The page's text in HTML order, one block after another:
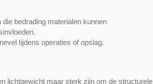
bedrading materialen kunnen
tijdens operaties of opslag.
lichtgewicht maar sterk zijn om de structurele